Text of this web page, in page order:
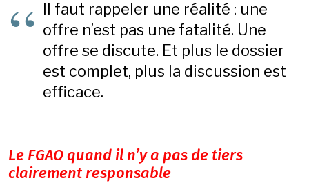
Il faut rappeler une réalité : une
offre n’est pas une fatalité. Une
offre se discute. Et plus le dossier
est complet, plus la discussion est
efficace.
Le FGAO quand il n’y a pas de tiers
clairement responsable